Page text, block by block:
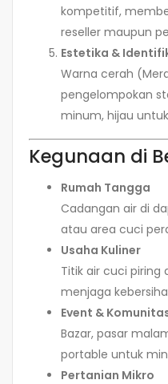
kompetitif,
reseller maupun
Estetika &
Warna cerah
pengelompokan
minum, hijau
Kegunaan di
Rumah Tangga
Cadangan air di
atau area cuci
Usaha Kuliner
Titik air cuci
menjaga
Event &
Bazar, pasar
portable untuk
Pertanian Mikro